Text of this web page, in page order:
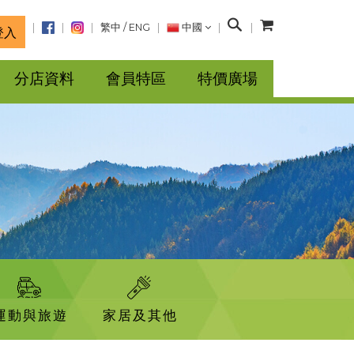
入 繁中 / ENG 中國
搜
分店資料 會員特區 特價廣場
動與旅遊 家居及其他